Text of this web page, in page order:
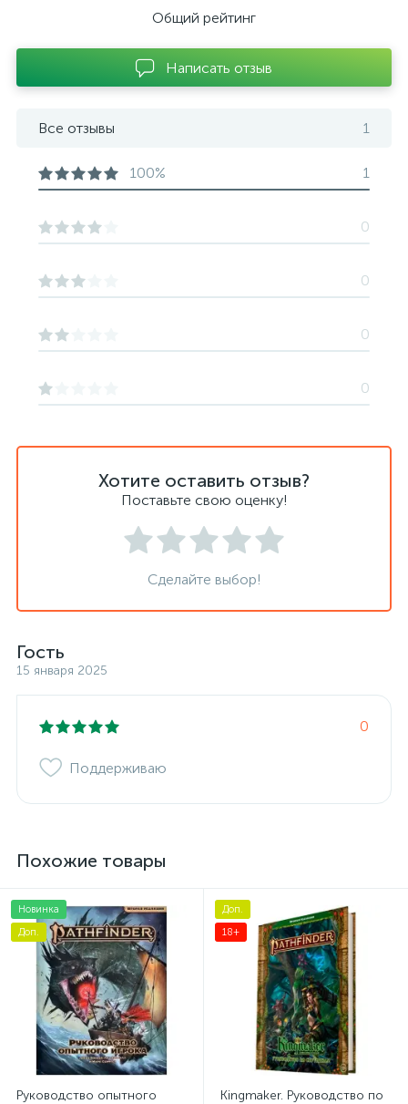
Хотите оставить отзыв?
Поставьте свою оценку!
Сделайте выбор!
Гость
15 января 2025
0
Поддерживаю
Общий рейтинг
Написать отзыв
Все отзывы 1
100% 1
0
0
0
0
Похожие товары
Новинка
Доп.
Руководство опытного
Доп.
18+
Kingmaker. Руководство по